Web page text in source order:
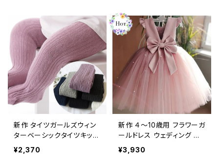
シー Vestidos ウィンター
ガールイヤーレースヴェス
ティド 長袖 春秋物 パニエ
ペチコート フラワーデザイ
ン ビンテージ
新作 タイツガールズウィン
ターベーシックタイツキッズ
チルドレンオータムウォーム
コットンニットパンストスト
¥2,370
新作 ４～10歳用 フラワーガ
ールドレス ウェディング パ
ーティードレス キッズドレス
ガールズファンシークリスマ
¥3,930